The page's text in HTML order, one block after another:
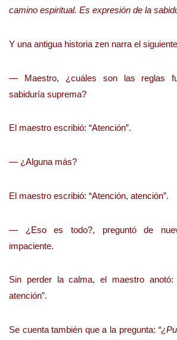
camino espiritual. Es expresión de la
Y una antigua historia zen narra el
— Maestro, ¿cuáles son las reglas
sabiduría suprema?
El maestro escribió: “Atención”.
— ¿Alguna más?
El maestro escribió: “Atención, atención”.
— ¿Eso es todo?, preguntó de
impaciente.
Sin perder la calma, el maestro anotó:
atención”.
Se cuenta también que a la pregunta: